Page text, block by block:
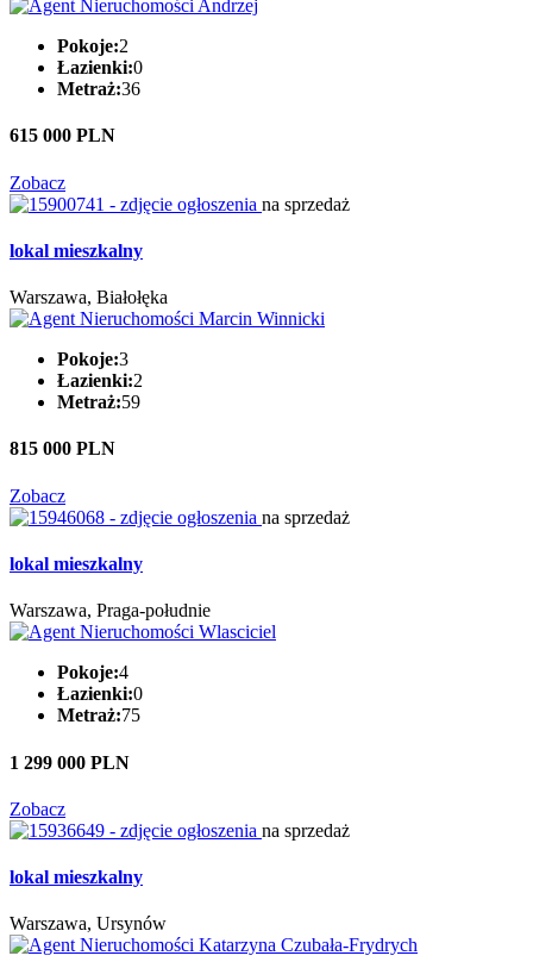
Pokoje:2
Łazienki:0
Metraż:36
615 000 PLN
Zobacz
na sprzedaż
lokal mieszkalny
Warszawa, Białołęka
Pokoje:3
Łazienki:2
Metraż:59
815 000 PLN
Zobacz
na sprzedaż
lokal mieszkalny
Warszawa, Praga-południe
Pokoje:4
Łazienki:0
Metraż:75
1 299 000 PLN
Zobacz
na sprzedaż
lokal mieszkalny
Warszawa, Ursynów